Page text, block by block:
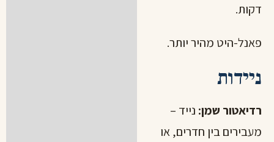
דקות.
פאנל-היט מהיר יותר.
ניידות
רדיאטור שמן: נייד –
מעבירים בין חדרים, או